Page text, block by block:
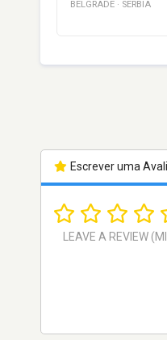
BELGRADE · SERBIA
Escrever uma